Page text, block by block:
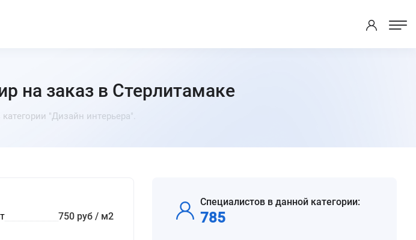
на заказ в Стерлитамаке
"Дизайн интерьера".
750 руб / м2
Специалистов в данной категории:
785